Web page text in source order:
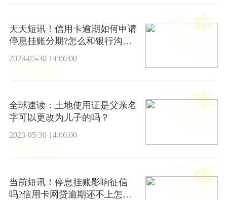
天天短讯！信用卡逾期如何申请
停息挂账分期?怎么和银行沟通
2023-05-30 14:06:00
全球速读：土地使用证是父亲名
字可以更改为儿子的吗？
2023-05-30 14:06:00
当前短讯！停息挂账影响征信
吗?信用卡网贷逾期还不上怎么